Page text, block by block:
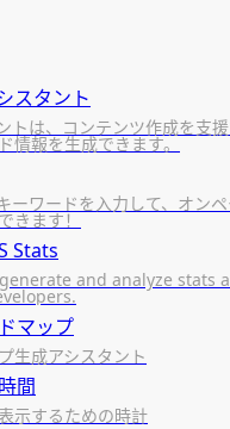
スタント
トは、コンテンツ作成を支
情報を生成できます。
ーワードを入力して、オン
きます！
Stats
and analyze stats
マップ
生成アシスタント
間
示するための時計